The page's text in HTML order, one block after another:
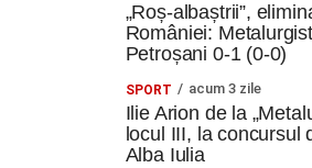
„Roș-albaștrii”,
României:
Petroșani 0-1 (0-0)
SPORT acum 3 zile
Ilie Arion de la
locul III, la concursul
Alba Iulia